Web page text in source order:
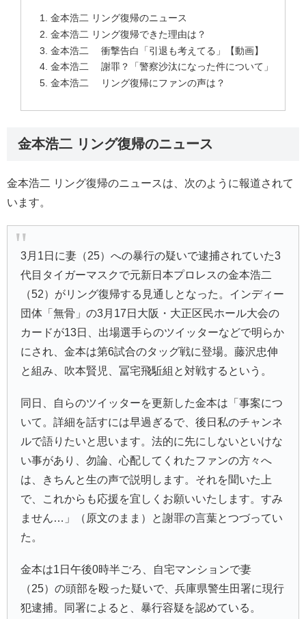
金本浩二 リング復帰のニュース
金本浩二 リング復帰できた理由は？
金本浩二 衝撃告白「引退も考えてる」【動画】
金本浩二 謝罪？「警察沙汰になった件について」
金本浩二 リング復帰にファンの声は？
金本浩二 リング復帰のニュース
金本浩二 リング復帰のニュースは、次のように報道されて
います。
3月1日に妻（25）への暴行の疑いで逮捕されていた3
代目 タイガーマスク で元新日本プロレスの金本浩二
（52）がリング復帰する見通しとなった。インディー
団体「無骨 」の3月17日大阪・大正区民ホール大会の
カードが13日、出場選手らのツイッターなどで明らか
にされ、金本は第6試合のタッグ戦に登場。藤沢忠伸
と組み、吹本賢児、冨宅飛駈組と対戦するという。
同日、自らのツイッターを更新した金本は「事案につ
いて。詳細を話すには早過ぎるで、後日私のチャンネ
ルで語りたいと思います。法的に先にしないといけな
い事があり、勿論、心配してくれたファンの方々へ
は、きちんと生の声で説明します。それを聞いた上
で、これからも応援を宜しくお願いいたします。すみ
ません…」（原文のまま）と謝罪の言葉とつづってい
た。
金本は1日午後0時半ごろ、自宅マンションで妻
（25）の頭部を殴った疑いで、兵庫県警生田署に現行
犯逮捕。同署によると、暴行容疑を認めている。